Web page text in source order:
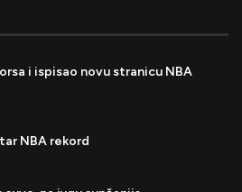
i ispisao novu stranicu NBA
NBA rekord